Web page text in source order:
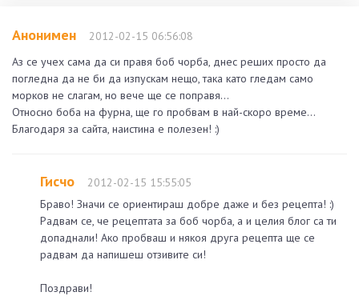
Анонимен
2012-02-15 06:56:08
Аз се учех сама да си правя боб чорба, днес реших просто да
погледна да не би да изпускам нещо, така като гледам само
морков не слагам, но вече ще се поправя...
Относно боба на фурна, ще го пробвам в най-скоро време...
Благодаря за сайта, наистина е полезен! :)
Гисчо
2012-02-15 15:55:05
Браво! Значи се ориентираш добре даже и без рецепта! :)
Радвам се, че рецептата за боб чорба, а и целия блог са ти
допаднали! Ако пробваш и някоя друга рецепта ще се
радвам да напишеш отзивите си!
Поздрави!